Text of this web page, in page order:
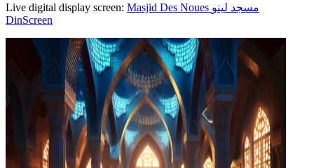
Live digital display screen:
Masjid Des Noues مسجد لينو
DinScreen